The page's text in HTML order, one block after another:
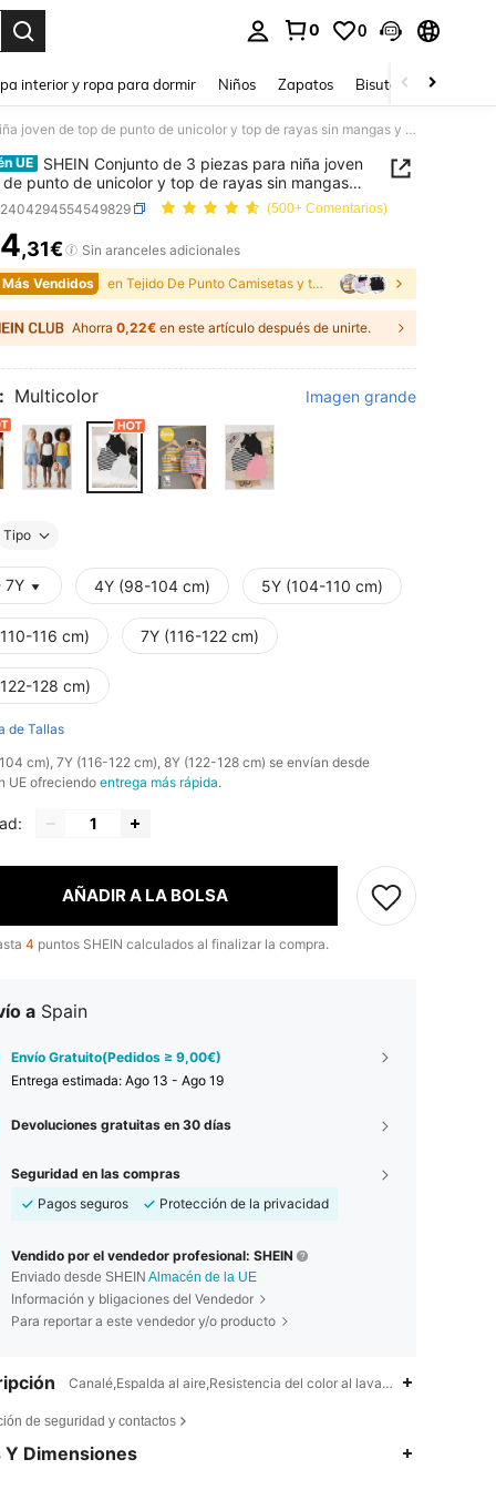
0 0
interior y ropa para dormir Niños Zapatos Bisutería Y
SHEIN Conjunto de 3 piezas para niña joven de top de punto de unicolor y top de rayas sin mangas y camisola
UE
SHEIN Conjunto de 3 piezas para niña joven
punto de unicolor y top de rayas sin mangas y
(500+ Comentarios)
AND AVAILABILITY
4,31€
Sin aranceles adicionales
Vendidos
en Tejido De Punto Camisetas y tops de tirantes pa
Ahorra 0,22€ en este artículo después de unirte.
Multicolor Imagen grande
Tipo
7Y 4Y (98-104 cm) 5Y (104-110 cm)
116 cm) 7Y (116-122 cm)
128 cm)
de Tallas
cm), 7Y (116-122 cm), 8Y (122-128 cm) se envían desde
UE ofreciendo entrega más rápida.
AÑADIR A LA BOLSA
4 puntos SHEIN calculados al finalizar la compra.
a Spain
Envío Gratuito(Pedidos ≥ 9,00€)
Entrega estimada: Ago 13 - Ago 19
Devoluciones gratuitas en 30 días
Seguridad en las compras
Pagos seguros
Protección de la privacidad
Vendido por el vendedor profesional: SHEIN
Enviado desde SHEIN Almacén de la UE
Información y bligaciones del Vendedor
Para reportar a este vendedor y/o producto
Canalé,Espalda al aire,Resistencia del color al lavado,Resistencia
de seguridad y contactos
Y Dimensiones